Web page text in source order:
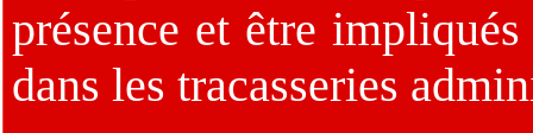
présence et être
dans les tracasseries